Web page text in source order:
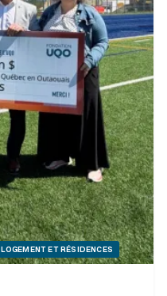
LOGEMENT ET RÉSIDENCES